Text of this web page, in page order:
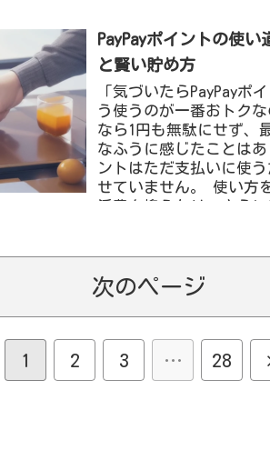
PayPayポイントの使
と賢い貯め方
「気づいたらPayPayポ
う使うのが一番おトク
なら1円も無駄にせず、
なふうに感じたことは
ントはただ支払いに使
せていません。 使い方
活費を抑えたり、さら
次のページ
1 2 3 … 28